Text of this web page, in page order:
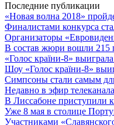
Последние публикации
«Новая волна 2018»
Финалистами конкурса
Организаторы
В состав жюри вошли 215
«Голос країни-8»
Шоу «Голос країни-8»
Симпсоны стали самым
Недавно в эфир
В Лиссабоне приступили
Уже 8 мая в столице
Участниками